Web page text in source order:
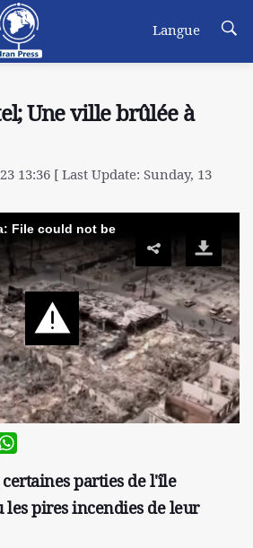
Langue
Une ville brûlée à
13:36 [ Last Update: Sunday, 13
File could not be
parties de l'île
pires incendies de leur